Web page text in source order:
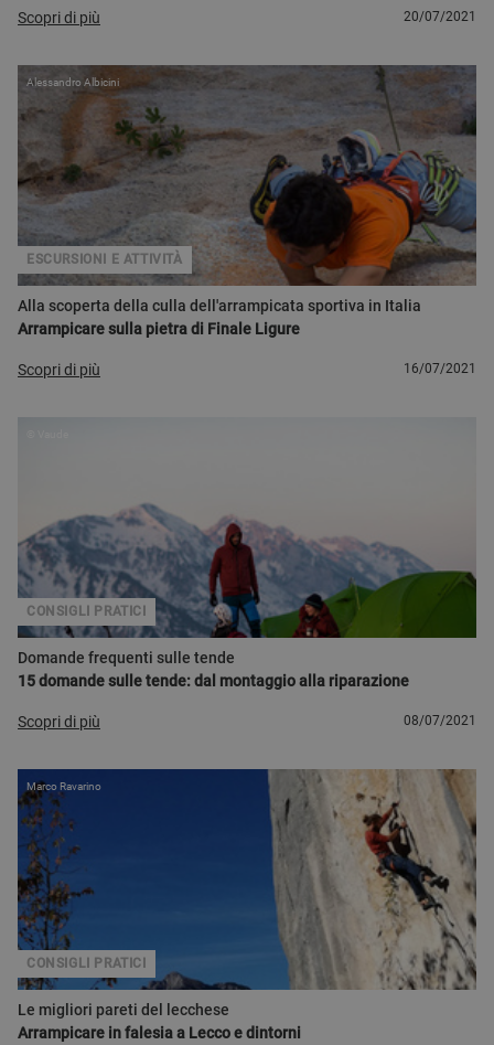
Scopri di più 20/07/2021
Alla scoperta della culla dell'arrampicata sportiva in Italia
Arrampicare sulla pietra di Finale Ligure
ESCURSIONI E ATTIVITÀ
Alessandro Albicini
Scopri di più 16/07/2021
Domande frequenti sulle tende
15 domande sulle tende: dal montaggio alla riparazione
CONSIGLI PRATICI
Scopri di più 08/07/2021
Le migliori pareti del lecchese
Arrampicare in falesia a Lecco e dintorni
CONSIGLI PRATICI
Marco Ravarino